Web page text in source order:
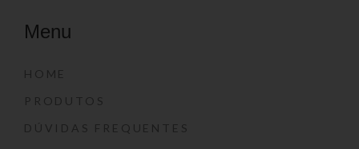
Menu
HOME
PRODUTOS
DÚVIDAS FREQUENTES